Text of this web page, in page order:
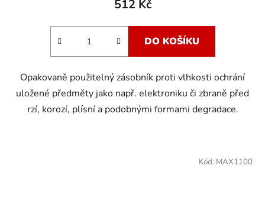
512 Kč
DO KOŠÍKU
Opakovaně použitelný zásobník proti vlhkosti ochrání
uložené předměty jako např. elektroniku či zbraně před
rzí, korozí, plísní a podobnými formami degradace.
Kód: MAX1100